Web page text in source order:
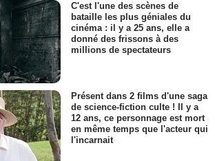
C'est l'une des scènes de
bataille les plus géniales du
cinéma : il y a 25 ans, elle a
donné des frissons à des
millions de spectateurs
Présent dans 2 films d'une saga
de science-fiction culte ! Il y a
12 ans, ce personnage est mort
en même temps que l'acteur qui
l'incarnait